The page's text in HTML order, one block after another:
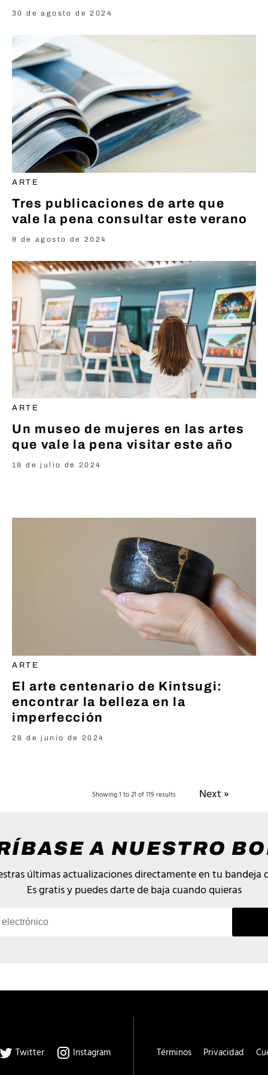
30 de agosto de 2024
ARTE
Tres publicaciones de arte que
vale la pena consultar este verano
9 de agosto de 2024
ARTE
Un museo de mujeres en las artes
que vale la pena visitar este año
19 de julio de 2024
ARTE
El arte centenario de Kintsugi:
encontrar la belleza en la
imperfección
28 de junio de 2024
Showing 1 to 21 of 119 results Next »
A NUESTRO
últimas actualizaciones directamente en tu bandeja
Es gratis y puedes darte de baja cuando quieras
Twitter Instagram Términos Privacidad